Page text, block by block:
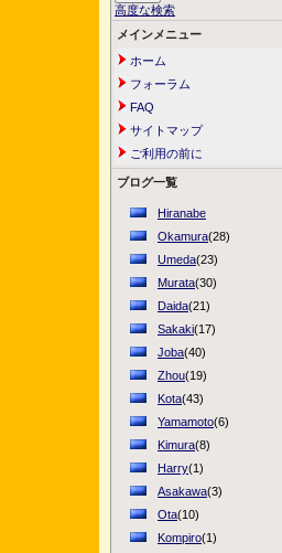
高度な検索
メインメニュー
ホーム
フォーラム
FAQ
サイトマップ
ご利用の前に
ブログ一覧
Hiranabe
Okamura(28)
Umeda(23)
Murata(30)
Daida(21)
Sakaki(17)
Joba(40)
Zhou(19)
Kota(43)
Yamamoto(6)
Kimura(8)
Harry(1)
Asakawa(3)
Ota(10)
Kompiro(1)